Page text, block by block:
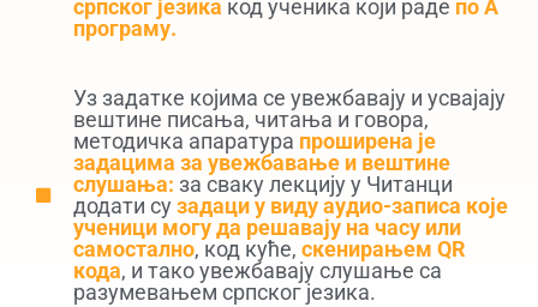
српског језика код ученика који раде по А
програму.
Уз задатке којима се увежбавају и усвајају
вештине писања, читања и говора,
методичка апаратура проширена је
задацима за увежбавање и вештине
слушања: за сваку лекцију у Читанци
додати су задаци у виду аудио-записа које
ученици могу да решавају на часу или
самостално, код куће, скенирањем QR
кода, и тако увежбавају слушање са
разумевањем српског језика.